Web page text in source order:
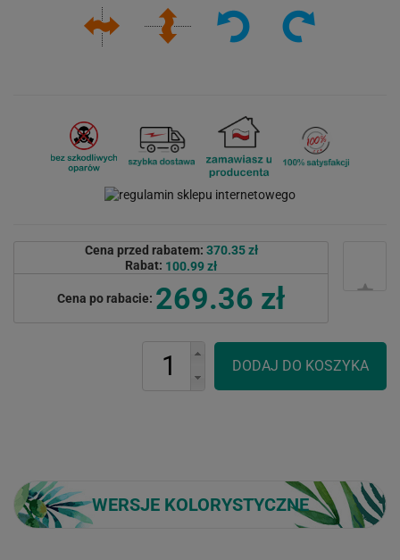
Cena przed rabatem: 370.35 zł
Rabat: 100.99 zł
Cena po rabacie: 269.36 zł
WERSJE KOLORYSTYCZNE